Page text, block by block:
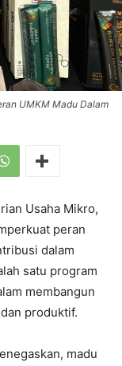
UMKM Madu Dalam
Usaha Mikro,
peran
dalam
satu program
membangun
produktif.
madu